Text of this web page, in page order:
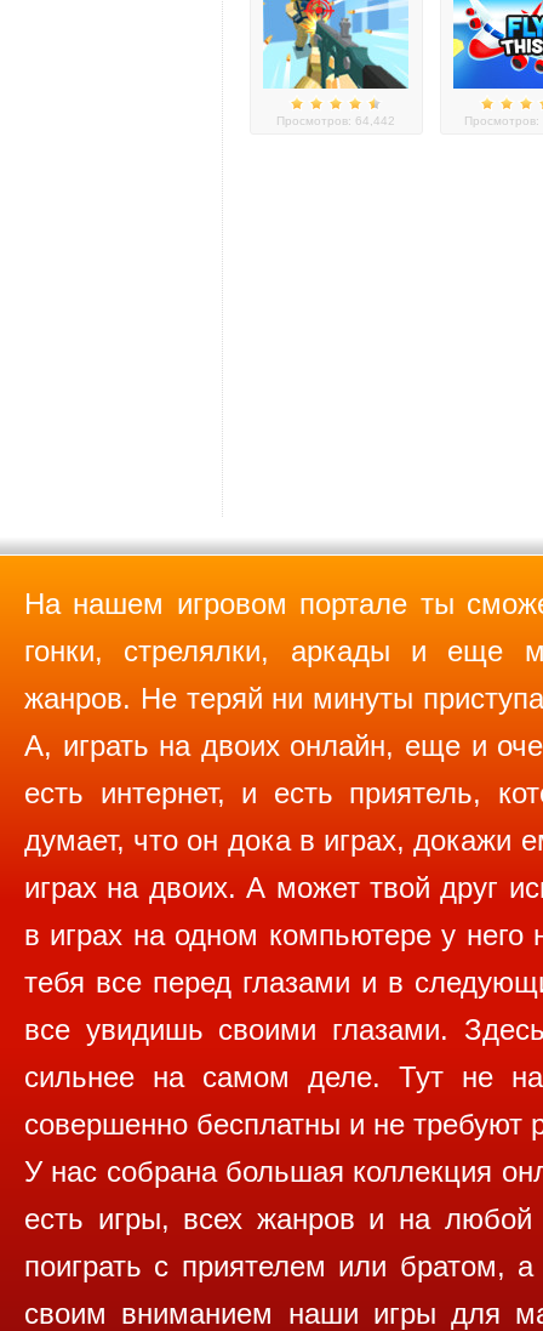
Просмотров: 64,442 Просмотров:
На нашем игровом портале ты
гонки, стрелялки, аркады и еще
жанров. Не теряй ни минуты
А, играть на двоих онлайн, еще и
есть интернет, и есть приятель,
думает, что он дока в играх, докажи
играх на двоих. А может твой друг
в играх на одном компьютере у
тебя все перед глазами и в
все увидишь своими глазами.
сильнее на самом деле. Тут не
совершенно бесплатны и не требуют
У нас собрана большая коллекция
есть игры, всех жанров и на
поиграть с приятелем или братом,
своим вниманием наши игры для